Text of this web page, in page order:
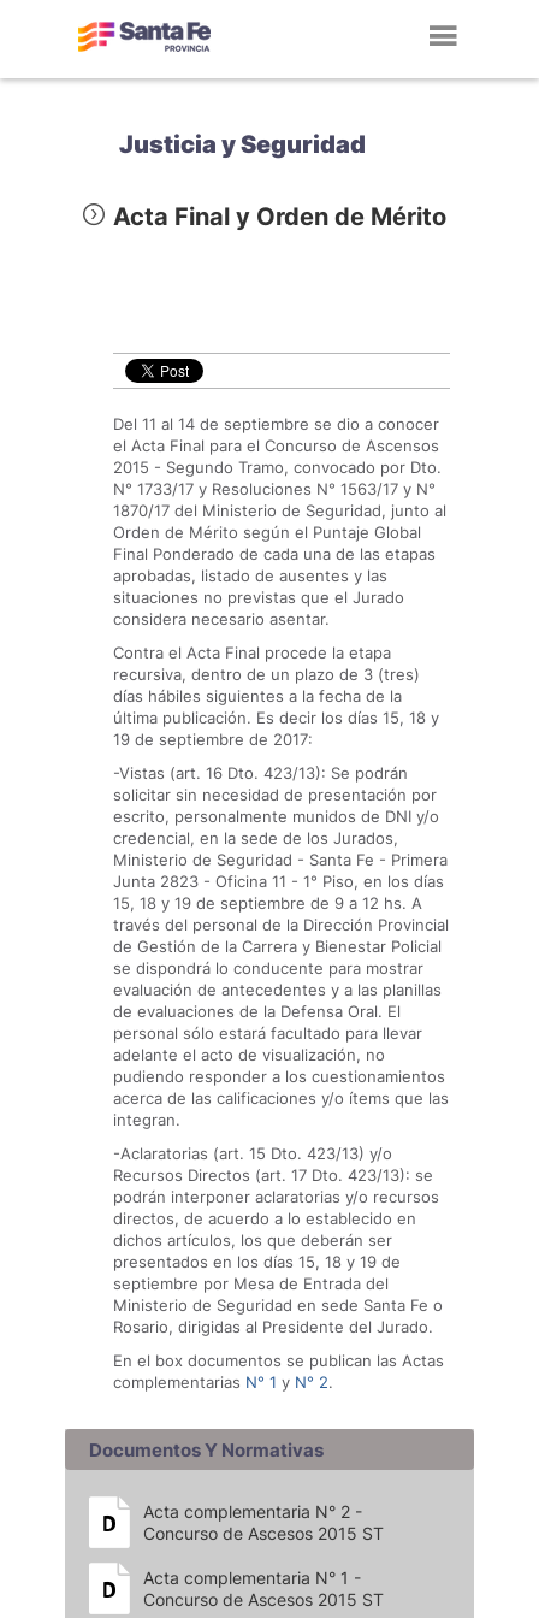
Justicia y Seguridad
Acta Final y Orden de Mérito
Del 11 al 14 de septiembre se dio a conocer
el Acta Final para el Concurso de Ascensos
2015 - Segundo Tramo, convocado por Dto.
N° 1733/17 y Resoluciones N° 1563/17 y N°
1870/17 del Ministerio de Seguridad, junto al
Orden de Mérito según el Puntaje Global
Final Ponderado de cada una de las etapas
aprobadas, listado de ausentes y las
situaciones no previstas que el Jurado
considera necesario asentar.
Contra el Acta Final procede la etapa
recursiva, dentro de un plazo de 3 (tres)
días hábiles siguientes a la fecha de la
última publicación. Es decir los días 15, 18 y
19 de septiembre de 2017:
-Vistas (art. 16 Dto. 423/13): Se podrán
solicitar sin necesidad de presentación por
escrito, personalmente munidos de DNI y/o
credencial, en la sede de los Jurados,
Ministerio de Seguridad - Santa Fe - Primera
Junta 2823 - Oficina 11 - 1° Piso, en los días
15, 18 y 19 de septiembre de 9 a 12 hs. A
través del personal de la Dirección Provincial
de Gestión de la Carrera y Bienestar Policial
se dispondrá lo conducente para mostrar
evaluación de antecedentes y a las planillas
de evaluaciones de la Defensa Oral. El
personal sólo estará facultado para llevar
adelante el acto de visualización, no
pudiendo responder a los cuestionamientos
acerca de las calificaciones y/o ítems que las
integran.
-Aclaratorias (art. 15 Dto. 423/13) y/o
Recursos Directos (art. 17 Dto. 423/13): se
podrán interponer aclaratorias y/o recursos
directos, de acuerdo a lo establecido en
dichos artículos, los que deberán ser
presentados en los días 15, 18 y 19 de
septiembre por Mesa de Entrada del
Ministerio de Seguridad en sede Santa Fe o
Rosario, dirigidas al Presidente del Jurado.
En el box documentos se publican las Actas
complementarias N° 1 y N° 2.
Documentos Y Normativas
Acta complementaria N° 2 -
Concurso de Ascesos 2015 ST
Acta complementaria N° 1 -
Concurso de Ascesos 2015 ST